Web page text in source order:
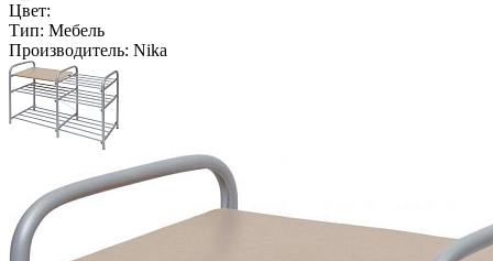
Цвет:
Тип: Мебель
Производитель: Nika